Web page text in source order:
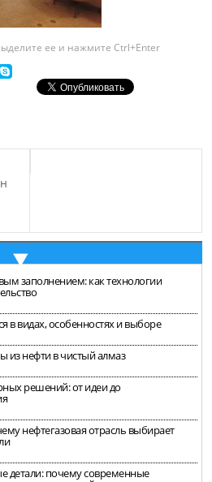
ее и нажмите Ctrl+Enter
заполнением: как технологии
в видах, особенностях и выборе
из нефти в чистый алмаз
решений: от идеи до
нефтегазовая отрасль выбирает
детали: почему современные